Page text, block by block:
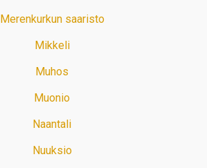
Merenkurkun saaristo
Mikkeli
Muhos
Muonio
Naantali
Nuuksio